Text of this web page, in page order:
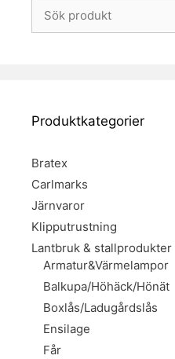
efter:
Produktkategorier
Bratex
Carlmarks
Järnvaror
Klipputrustning
Lantbruk & stallprodukter
Armatur&Värmelampor
Balkupa/Höhäck/Hönät
Boxlås/Ladugårdslås
Ensilage
Får